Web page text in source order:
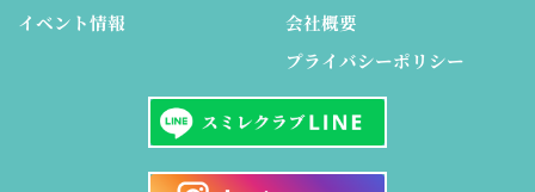
イベント情報
会社概要
プライバシーポリシー